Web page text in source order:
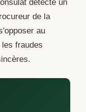
détecte un
de la
au
fraudes